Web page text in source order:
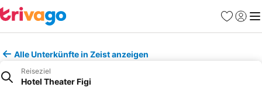
Favoriten
Alle Unterkünfte in Zeist anzeigen
Reiseziel
Hotel Theater Figi